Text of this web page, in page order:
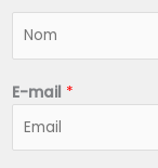
*
E-mail *